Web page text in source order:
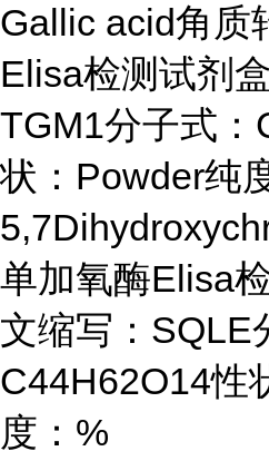
Gallic acid角质
Elisa检测试剂
TGM1分子式：
状：Powder纯
单加氧酶Elisa
文缩写：SQLE
C44H62O14性
度：%